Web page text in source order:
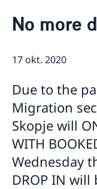
Ambassadör
Kontakt /
Så stöttar vi
Team Sweden
Så kan du få stöd
Svenska företag i
Anmäl
Ny
mellan Sverige
FAQ - Så stöttar
Nyheter
Vad som gäller
Viktig
Ukraina och
Rösta i
Sveriges
No more
17 okt. 2020
Due to the
Migration
Skopje will
WITH
Wednesday
DROP IN will